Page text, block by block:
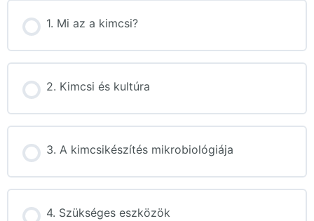
1. Mi az a kimcsi?
2. Kimcsi és kultúra
3. A kimcsikészítés mikrobiológiája
4. Szükséges eszközök